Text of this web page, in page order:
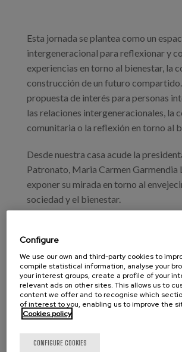
Esta jornada se plantea como un
intergeneracional para reflexionar y
experiencias en torno al bienestar, la
construcción de un futuro
propuesta de interés para personas
las relaciones intergeneracionales, la
comunitaria o la reflexión en torno al
Desde nuestra casa acude la
Patronato, Maria Carmen Garmendia
exponer su mirada en torno al
sociedad y el bienestar.
Información e inscripciones
Other Professionals
Read moreabout Jornada: «Hablar para
XVIII Jornadas de apoyo
familias con enfermos
Configure
We use our own and third-party cookies to
compile statistical information, analyse your
your interest groups, create a profile of your
relevant ads on other sites. This allows us to
content we offer and to recognise which
of interest to you, enabling us to improve the
Cookies policy
CONFIGURE COOKIES